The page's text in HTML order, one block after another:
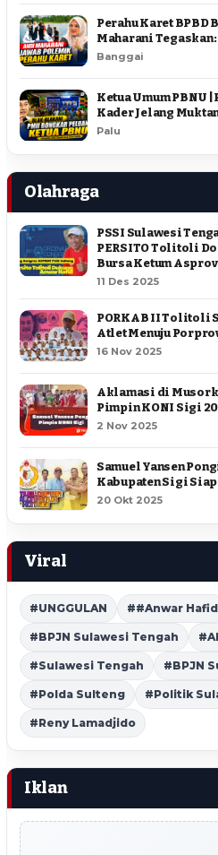
Perahu Karet BPBD
Maharani
Banggai
Ketua Umum PBNU
Kader Jelang
Palu
Olahraga
PSSI Sulawesi
PERSITO Tolitoli
Bursa Ketum Asprov
11 Des 2025
PORKAB II Tolitoli
Atlet Menuju
16 Nov 2025
Aklamasi di
Pimpin KONI Sigi
2 Nov 2025
Samuel Yansen
Kabupaten Sigi Siap
20 Okt 2025
Viral
#UNGGULAN ##Anwar Hafid
#BPJN Sulawesi Tengah
#Sulawesi Tengah #BPJN
#Polda Sulteng #Politik
#Reny Lamadjido
Iklan